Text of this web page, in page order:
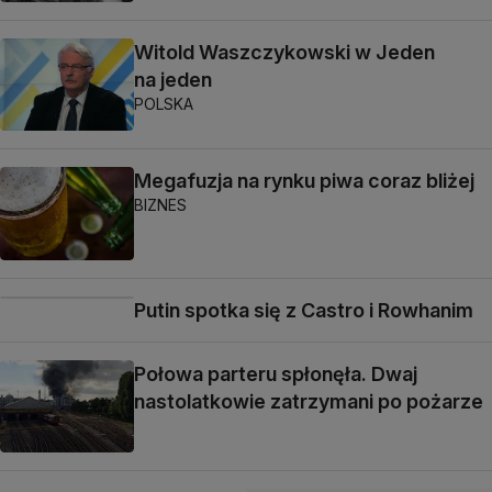
Witold Waszczykowski w Jeden
na jeden
POLSKA
Megafuzja na rynku piwa coraz bliżej
BIZNES
Putin spotka się z Castro i Rowhanim
Połowa parteru spłonęła. Dwaj
nastolatkowie zatrzymani po pożarze